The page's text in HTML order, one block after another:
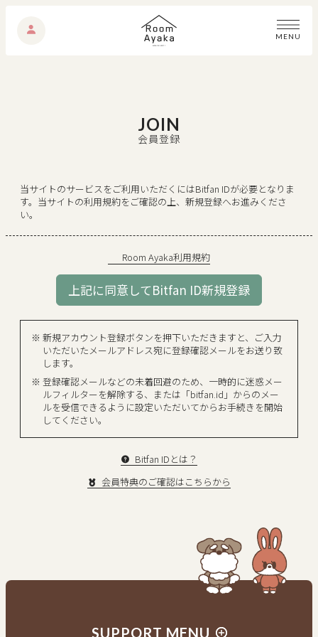
M EN U
会員の方はログイン
JOIN
会員登録
当サイトのサービスをご利用いただくにはBitfan IDが必要となりま
す。 当サイトの利用規約をご確認の上、新規登録へお進みくださ
い。
Room Ayaka利用規約
上記に同意してBitfan ID新規登録
新規アカウント登録ボタンを押下いただきますと、ご入力
いただいたメールアドレス宛に登録確認メールをお送り致
します。
登録確認メールなどの未着回避のため、一時的に迷惑メー
ルフィルターを解除する、または「bitfan.id」からのメー
ルを受信できるように設定いただいてからお手続きを開始
してください。
Bitfan IDとは？
会員特典のご確認はこちらから
SUPPORT MENU